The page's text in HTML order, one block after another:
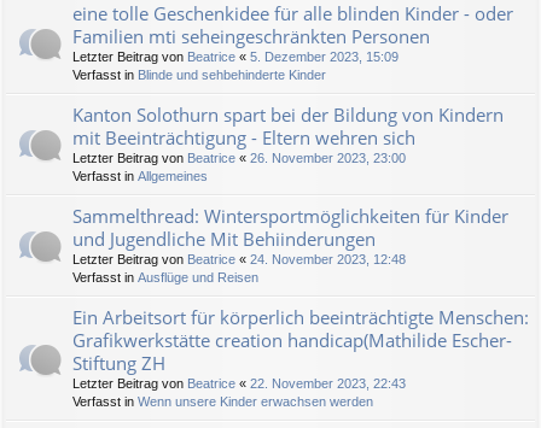
eine tolle Geschenkidee für alle blinden Kinder - oder
Familien mti seheingeschränkten Personen
Letzter Beitrag von Beatrice « 5. Dezember 2023, 15:09
Verfasst in Blinde und sehbehinderte Kinder
Kanton Solothurn spart bei der Bildung von Kindern
mit Beeinträchtigung - Eltern wehren sich
Letzter Beitrag von Beatrice « 26. November 2023, 23:00
Verfasst in Allgemeines
Sammelthread: Wintersportmöglichkeiten für Kinder
und Jugendliche Mit Behiinderungen
Letzter Beitrag von Beatrice « 24. November 2023, 12:48
Verfasst in Ausflüge und Reisen
Ein Arbeitsort für körperlich beeinträchtigte Menschen:
Grafikwerkstätte creation handicap(Mathilide Escher-
Stiftung ZH
Letzter Beitrag von Beatrice « 22. November 2023, 22:43
Verfasst in Wenn unsere Kinder erwachsen werden